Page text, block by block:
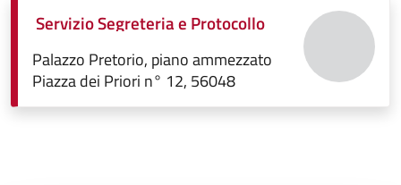
Servizio Segreteria e Protocollo
Palazzo Pretorio, piano ammezzato
Piazza dei Priori n° 12, 56048